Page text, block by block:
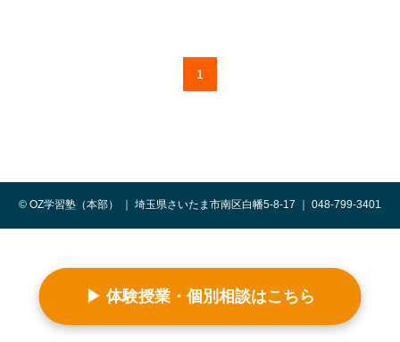
1
© OZ学習塾（本部） ｜ 埼玉県さいたま市南区白幡5-8-17 ｜ 048-799-3401
▶ 体験授業・個別相談はこちら